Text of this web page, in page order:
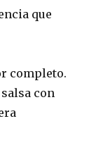
que
completo.
con